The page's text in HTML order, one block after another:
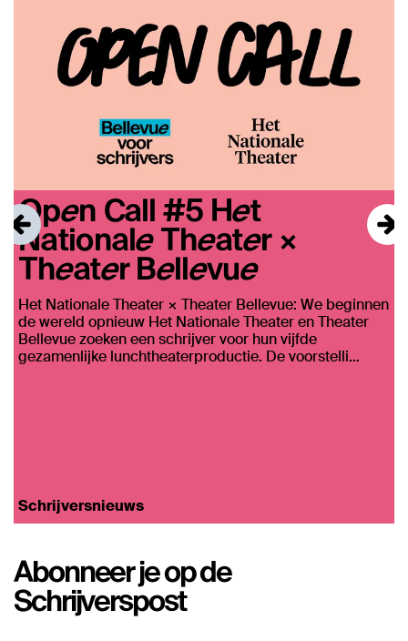
Open Call #5 Het
Nationale Theater ×
Theater Bellevue
Het Nationale Theater × Theater Bellevue: We beginnen
de wereld opnieuw Het Nationale Theater en Theater
Bellevue zoeken een schrijver voor hun vijfde
gezamenlijke lunchtheaterproductie. De voorstelli…
Schrijversnieuws
Abonneer je op de
Schrijverspost